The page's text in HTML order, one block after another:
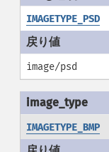
IMAGETYPE_PSD
image/psd
IMAGETYPE_BMP